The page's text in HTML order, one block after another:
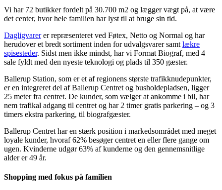
Vi har 72 butikker fordelt på 30.700 m2 og lægger vægt på, at være
det center, hvor hele familien har lyst til at bruge sin tid.
Dagligvarerer repræsenteret ved Føtex, Netto og Normal og har
herudover et bredt sortiment inden for udvalgsvarer samt lækre
spisesteder. Sidst men ikke mindst, har vi Format Biograf, med 4
sale fyldt med den nyeste teknologi og plads til 350 gæster.
Ballerup Station, som er et af regionens største trafikknudepunkter,
er en integreret del af Ballerup Centret og busholdepladsen, ligger
25 meter fra centret. De kunder, som vælger at ankomme i bil, har
nem trafikal adgang til centret og har 2 timer gratis parkering – og 3
timers ekstra parkering, til biografgæster.
Ballerup Centret har en stærk position i markedsområdet med meget
loyale kunder, hvoraf 62% besøger centret en eller flere gange om
ugen. Kvinderne udgør 63% af kunderne og den gennemsnitlige
alder er 49 år.
Shopping med fokus på familien